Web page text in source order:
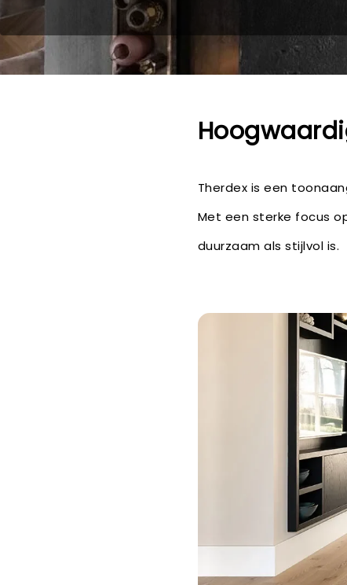
Therdex is een
Met een sterke focus
duurzaam als stijlvol is.